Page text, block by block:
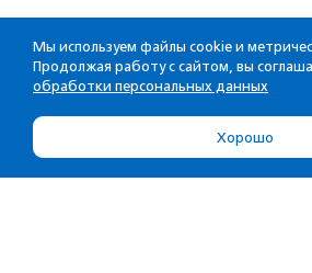
Мы используем файлы cookie и
Продолжая работу с сайтом, вы
обработки персональных данных
Хорошо